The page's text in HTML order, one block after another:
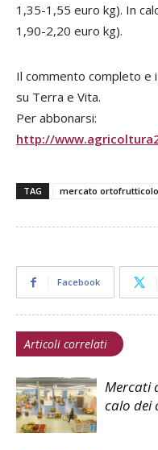
1,35-1,55 euro kg). In
1,90-2,20 euro kg).
Il commento completo
su Terra e Vita.
Per abbonarsi:
http://
TAG mercato ortofrutticolo
Facebook
Articoli correlati
Mercati
calo dei